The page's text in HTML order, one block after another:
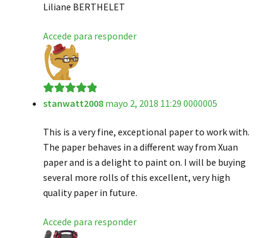
Liliane BERTHELET
Accede para responder
Valorado en5
stanwatt2008 mayo 2, 2018 11:29 0000005
This is a very fine, exceptional paper to work with.
The paper behaves in a different way from Xuan
paper and is a delight to paint on. I will be buying
several more rolls of this excellent, very high
quality paper in future.
Accede para responder